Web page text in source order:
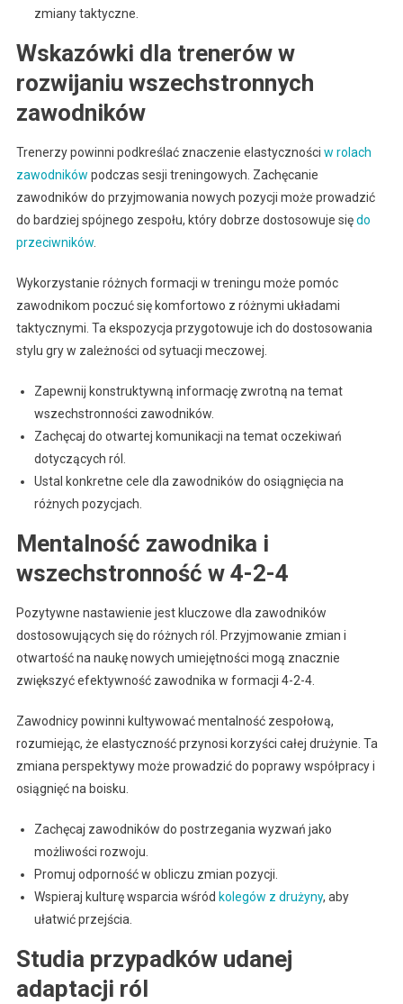
zmiany taktyczne.
Wskazówki dla trenerów w
rozwijaniu wszechstronnych
zawodników
Trenerzy powinni podkreślać znaczenie elastyczności w rolach
zawodników podczas sesji treningowych. Zachęcanie
zawodników do przyjmowania nowych pozycji może prowadzić
do bardziej spójnego zespołu, który dobrze dostosowuje siędo
przeciwników.
Wykorzystanie różnych formacji w treningu może pomóc
zawodnikom poczuć się komfortowo z różnymi układami
taktycznymi. Ta ekspozycja przygotowuje ich do dostosowania
stylu gry w zależności od sytuacji meczowej.
Zapewnij konstruktywną informację zwrotną na temat
wszechstronności zawodników.
Zachęcaj do otwartej komunikacji na temat oczekiwań
dotyczących ról.
Ustal konkretne cele dla zawodników do osiągnięcia na
różnych pozycjach.
Mentalność zawodnika i
wszechstronność w 4-2-4
Pozytywne nastawienie jest kluczowe dla zawodników
dostosowujących się do różnych ról. Przyjmowanie zmian i
otwartość na naukę nowych umiejętności mogą znacznie
zwiększyć efektywność zawodnika w formacji 4-2-4.
Zawodnicy powinni kultywować mentalność zespołową,
rozumiejąc, że elastyczność przynosi korzyści całej drużynie. Ta
zmiana perspektywy może prowadzić do poprawy współpracy i
osiągnięć na boisku.
Zachęcaj zawodników do postrzegania wyzwań jako
możliwości rozwoju.
Promuj odporność w obliczu zmian pozycji.
Wspieraj kulturę wsparcia wśród kolegów z drużyny, aby
ułatwić przejścia.
Studia przypadków udanej
adaptacji ról